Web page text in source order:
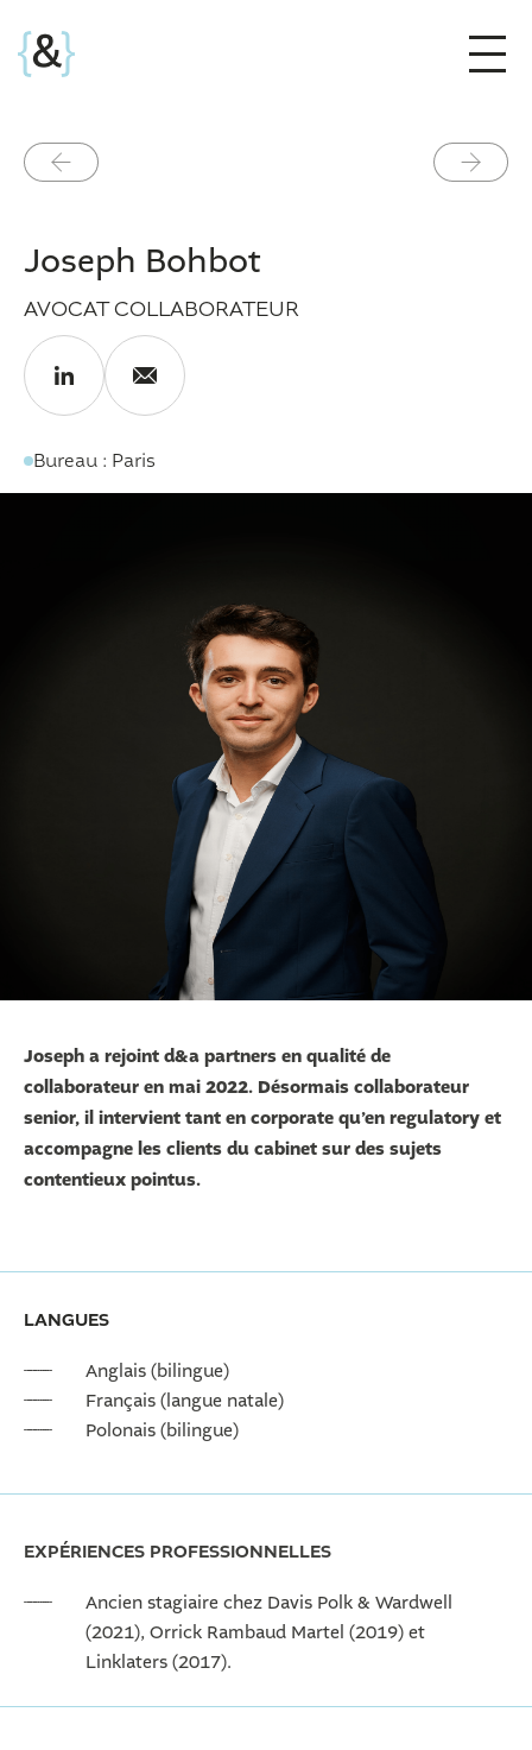
Précédent
Joseph Bohbot
AVOCAT COLLABORATEUR
Bureau : Paris
Joseph a rejoint d&a partners en qualité de
collaborateur en mai 2022. Désormais collaborateur
senior, il intervient tant en corporate qu’en regulatory et
accompagne les clients du cabinet sur des sujets
contentieux pointus.
LANGUES
Anglais (bilingue)
Français (langue natale)
Polonais (bilingue)
EXPÉRIENCES PROFESSIONNELLES
Ancien stagiaire chez Davis Polk & Wardwell
(2021), Orrick Rambaud Martel (2019) et
Linklaters (2017).